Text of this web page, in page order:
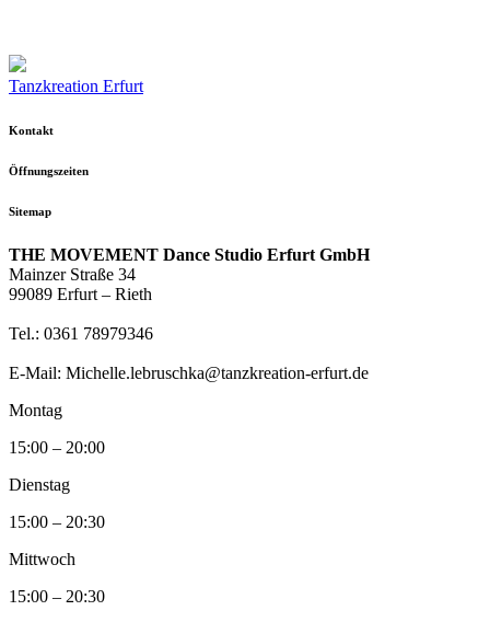
Tanzkreation Erfurt
Kontakt
Öffnungszeiten
Sitemap
THE MOVEMENT Dance Studio Erfurt GmbH
Mainzer Straße 34
99089 Erfurt – Rieth
Tel.: 0361 78979346
E-Mail: Michelle.lebruschka@tanzkreation-erfurt.de
Montag
15:00 – 20:00
Dienstag
15:00 – 20:30
Mittwoch
15:00 – 20:30